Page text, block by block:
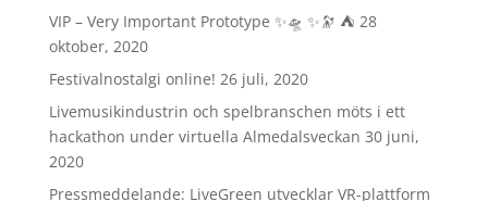
VIP – Very Important Prototype ✨🛸 ✨🔭 ⛺️ 28
oktober, 2020
Festivalnostalgi online! 26 juli, 2020
Livemusikindustrin och spelbranschen möts i ett
hackathon under virtuella Almedalsveckan 30 juni,
2020
Pressmeddelande: LiveGreen utvecklar VR-plattform